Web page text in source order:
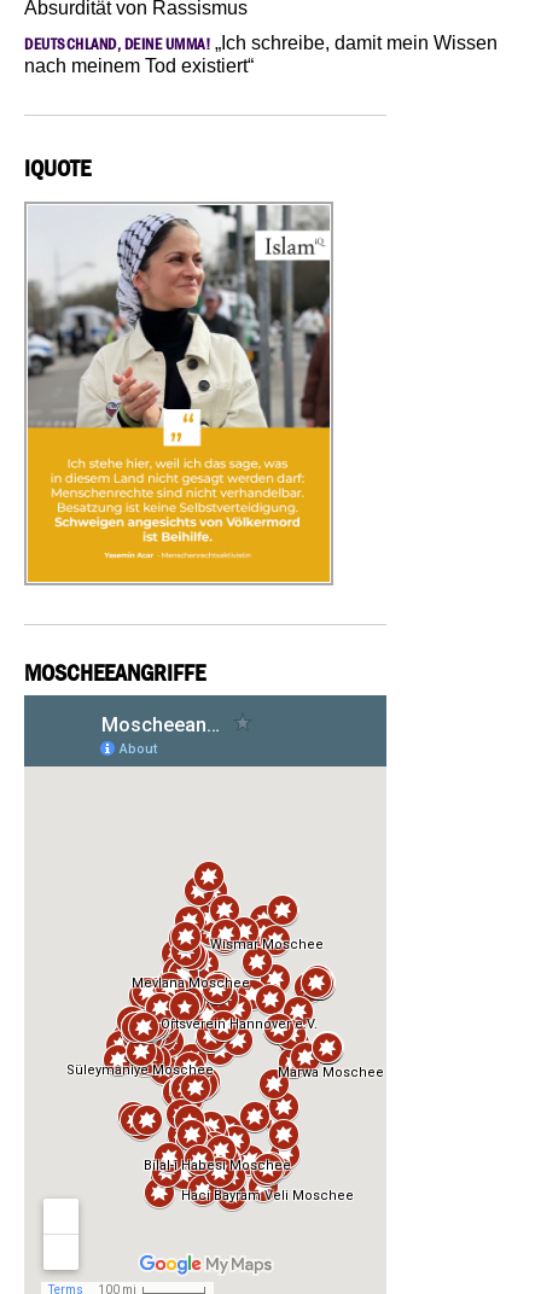
Absurdität von Rassismus
DEUTSCHLAND, DEINE UMMA! „Ich schreibe, damit mein Wissen
nach meinem Tod existiert“
IQUOTE
MOSCHEEANGRIFFE